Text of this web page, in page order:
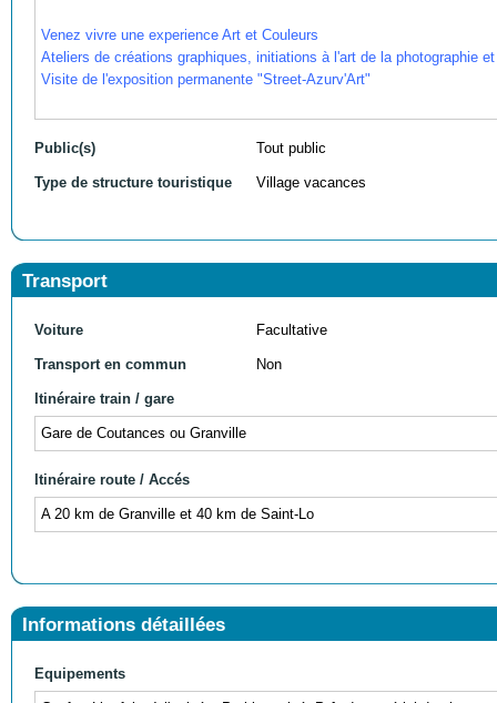
Venez vivre une experience Art et Couleurs
Ateliers de créations graphiques, initiations à l'art de la photographie
Visite de l'exposition permanente "Street-Azurv'Art"
Public(s) Tout public
Type de structure touristique Village vacances
Transport
Voiture Facultative
Transport en commun Non
Itinéraire train / gare
Gare de Coutances ou Granville
Itinéraire route / Accés
A 20 km de Granville et 40 km de Saint-Lo
Informations détaillées
Equipements